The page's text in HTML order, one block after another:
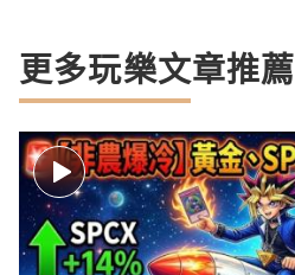
更多玩樂文章推薦